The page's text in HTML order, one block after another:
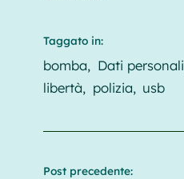
Taggato in:
bomba Dati personali
libertà
polizia usb
Post precedente: